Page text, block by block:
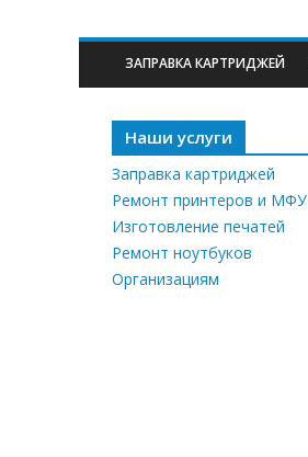
ЗАПРАВКА КАРТРИДЖЕЙ
Наши услуги
Заправка картриджей
Ремонт принтеров и МФУ
Изготовление печатей
Ремонт ноутбуков
Организациям